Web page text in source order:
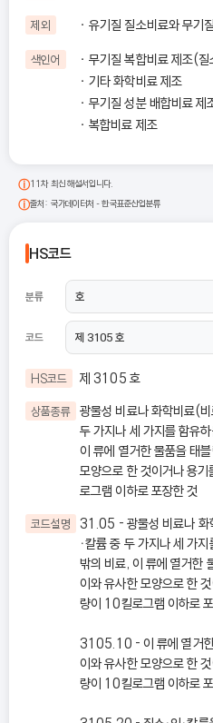
제외 유기질 질소비료와 무
색인어
무기질 복합비료 제조(
기타 화학비료 제조
무기질 성분 배합비료 제
복합비료 제조
11차 최신 해설서입니다.
출처: 국가데이터처 - 한국표준산업분류
HS코드
분류
코드
HS코드 제 3105 호
상품종류 광물성 비료나 화학비료(비
두 가지나 세 가지를 함유
이 류에 열거한 물품을 태
모양으로 한 것이거나 용
로그램 이하로 포장한 것
코드설명
31.05 - 광물성 비료나 화
ㆍ칼륨 중 두 가지나 세 가
밖의 비료, 이 류에 열거
이와 유사한 모양으로 한
량이 10킬로그램 이하로
3105.10 - 이 류에 열거
이와 유사한 모양으로 한
량이 10킬로그램 이하로